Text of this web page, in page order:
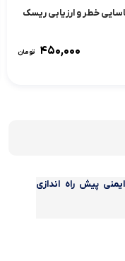
خطر و ارزیابی ریسک
۴۵۰,۰۰۰ تومان
پیش راه اندازی